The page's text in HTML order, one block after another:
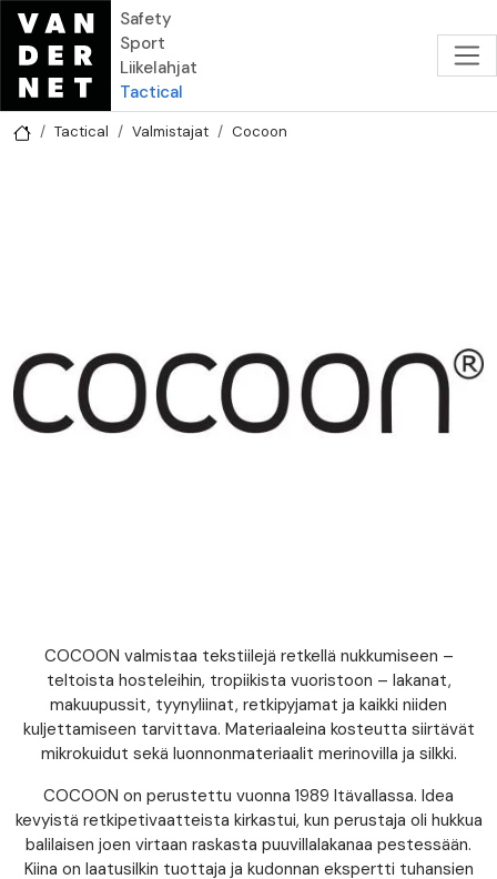
Hyppää pääsisältöön
Safety
Sport
Liikelahjat
Tactical
Tactical Valmistajat Cocoon
COCOON valmistaa tekstiilejä retkellä nukkumiseen –
teltoista hosteleihin, tropiikista vuoristoon – lakanat,
makuupussit, tyynyliinat, retkipyjamat ja kaikki niiden
kuljettamiseen tarvittava. Materiaaleina kosteutta siirtävät
mikrokuidut sekä luonnonmateriaalit merinovilla ja silkki.
COCOON on perustettu vuonna 1989 Itävallassa. Idea
kevyistä retkipetivaatteista kirkastui, kun perustaja oli hukkua
balilaisen joen virtaan raskasta puuvillalakanaa pestessään.
Kiina on laatusilkin tuottaja ja kudonnan ekspertti tuhansien